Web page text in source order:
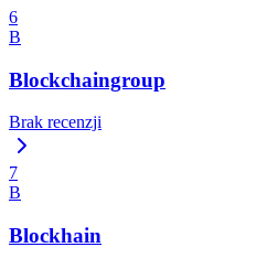
6
B
Blockchaingroup
Brak recenzji
7
B
Blockhain